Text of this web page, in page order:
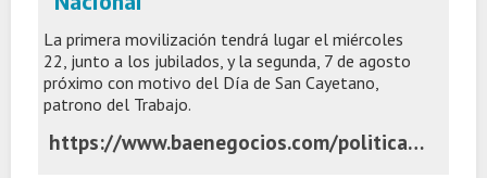
La primera movilización tendrá lugar el miércoles
22, junto a los jubilados, y la segunda, 7 de agosto
próximo con motivo del Día de San Cayetano,
patrono del Trabajo.
https://www.baenegocios.com/politica/la-cgt-las-dos-cta-y-la-utep-se-movilizaran-contra-el-gobierno-nacional/